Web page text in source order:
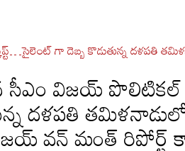
గా దెబ్బ కొడుతున్న దళపతి
సీఎం విజయ్ పొలిటికల్
దళపతి
వన్ మంత్ రిపోర్ట్